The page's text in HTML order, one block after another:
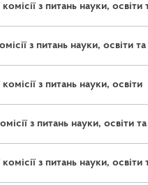
з питань науки,
з питань науки, освіти
з питань науки,
з питань науки, освіти
з питань науки,